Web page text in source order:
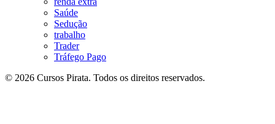
Saúde
Sedução
trabalho
Trader
Tráfego Pago
© 2026 Cursos Pirata. Todos os direitos reservados.